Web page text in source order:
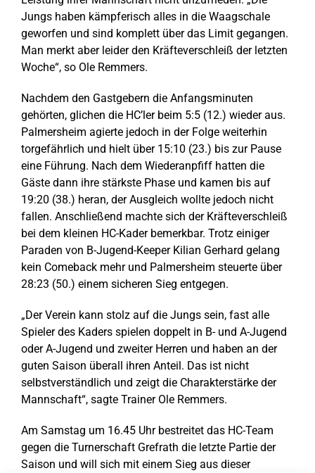
Jungs haben kämpferisch alles in die Waagschale
geworfen und sind komplett über das Limit gegangen.
Man merkt aber leider den Kräfteverschleiß der letzten
Woche“, so Ole Remmers.
Nachdem den Gastgebern die Anfangsminuten
gehörten, glichen die HC’ler beim 5:5 (12.) wieder aus.
Palmersheim agierte jedoch in der Folge weiterhin
torgefährlich und hielt über 15:10 (23.) bis zur Pause
eine Führung. Nach dem Wiederanpfiff hatten die
Gäste dann ihre stärkste Phase und kamen bis auf
19:20 (38.) heran, der Ausgleich wollte jedoch nicht
fallen. Anschließend machte sich der Kräfteverschleiß
bei dem kleinen HC-Kader bemerkbar. Trotz einiger
Paraden von B-Jugend-Keeper Kilian Gerhard gelang
kein Comeback mehr und Palmersheim steuerte über
28:23 (50.) einem sicheren Sieg entgegen.
„Der Verein kann stolz auf die Jungs sein, fast alle
Spieler des Kaders spielen doppelt in B- und A-Jugend
oder A-Jugend und zweiter Herren und haben an der
guten Saison überall ihren Anteil. Das ist nicht
selbstverständlich und zeigt die Charakterstärke der
Mannschaft“, sagte Trainer Ole Remmers.
Am Samstag um 16.45 Uhr bestreitet das HC-Team
gegen die Turnerschaft Grefrath die letzte Partie der
Saison und will sich mit einem Sieg aus dieser